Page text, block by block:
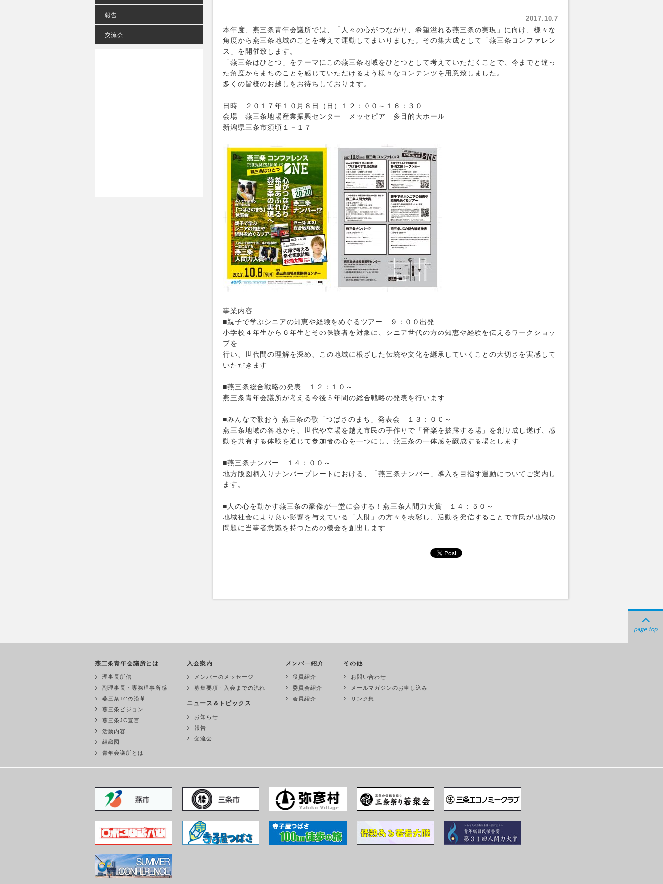
2017.10.7
本年度、燕三条青年会議所では、「人々の心がつながり、希望溢れる燕三条の実現」に向け、様々な
角度から燕三条地域のことを考えて運動してまいりました。その集大成として「燕三条コンファレン
ス」を開催致します。
「燕三条はひとつ」をテーマにこの燕三条地域をひとつとして考えていただくことで、今までと違っ
た角度からまちのことを感じていただけるよう様々なコンテンツを用意致しました。
多くの皆様のお越しをお待ちしております。
日時 ２０１７年１０月８日（日）１２：００～１６：３０
会場 燕三条地場産業振興センター メッセピア 多目的大ホール
新潟県三条市須頃１－１７
事業内容
■親子で学ぶシニアの知恵や経験をめぐるツアー ９：００出発
小学校４年生から６年生とその保護者を対象に、シニア世代の方の知恵や経験を伝えるワークショッ
プを
行い、世代間の理解を深め、この地域に根ざした伝統や文化を継承していくことの大切さを実感して
いただきます
■燕三条総合戦略の発表 １２：１０～
燕三条青年会議所が考える今後５年間の総合戦略の発表を行います
■みんなで歌おう 燕三条の歌「つばさのまち」発表会 １３：００～
燕三条地域の各地から、世代や立場を越え市民の手作りで「音楽を披露する場」を創り成し遂げ、感
動を共有する体験を通じて参加者の心を一つにし、燕三条の一体感を醸成する場とします
■燕三条ナンバー １４：００～
地方版図柄入りナンバープレートにおける、「燕三条ナンバー」導入を目指す運動についてご案内し
ます。
■人の心を動かす燕三条の豪傑が一堂に会する！燕三条人間力大賞 １４：５０～
地域社会により良い影響を与えている「人財」の方々を表彰し、活動を発信することで市民が地域の
問題に当事者意識を持つための機会を創出します
報告
交流会
燕三条青年会議所とは
理事長所信
副理事長・専務理事所感
燕三条JCの沿革
燕三条ビジョン
燕三条JC宣言
活動内容
組織図
青年会議所とは
入会案内
メンバーのメッセージ
募集要項・入会までの流れ
ニュース＆トピックス
お知らせ
報告
交流会
メンバー紹介
役員紹介
委員会紹介
会員紹介
その他
お問い合わせ
メールマガジンのお申し込み
リンク集